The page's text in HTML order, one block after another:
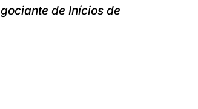
de Inícios de